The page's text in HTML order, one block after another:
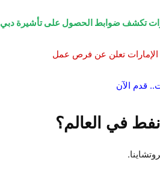
تكشف ضوابط الحصول على تأشيرة دبي
تعلن عن فرص عمل
قدم الآن
في العالم؟